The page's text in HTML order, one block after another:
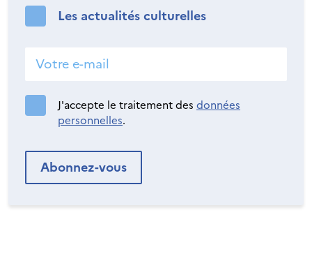
Les actualités culturelles
J'accepte le traitement des données
personnelles.